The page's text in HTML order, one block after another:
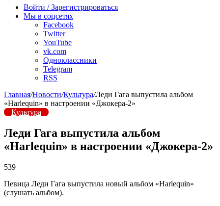
радио
Войти / Зарегистрироваться
Мы в соцсетях
Facebook
Twitter
YouTube
vk.com
Одноклассники
Telegram
RSS
Главная/Новости/Культура/Леди Гага выпустила альбом
«Harlequin» в настроении «Джокера-2»
Культура
Леди Гага выпустила альбом
«Harlequin» в настроении «Джокера-2»
539
Певица Леди Гага выпустила новый альбом «Harlequin»
(слушать альбом).